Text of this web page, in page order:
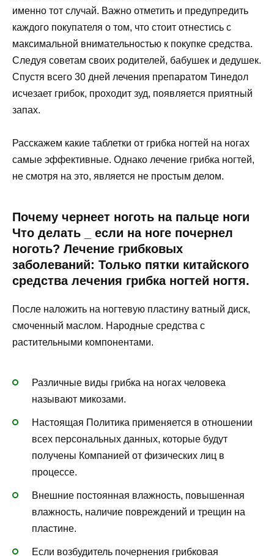
именно тот случай. Важно отметить и предупредить
каждого покупателя о том, что стоит отнестись с
максимальной внимательностью к покупке средства.
Следуя советам своих родителей, бабушек и дедушек.
Спустя всего 30 дней лечения препаратом Тинедол
исчезает грибок, проходит зуд, появляется приятный
запах.
Расскажем какие таблетки от грибка ногтей на ногах
самые эффективные. Однако лечение грибка ногтей,
не смотря на это, является не простым делом.
Почему чернеет ноготь на пальце ноги
Что делать _ если на ноге почернел
ноготь? Лечение грибковых
заболеваний: Только пятки китайского
средства лечения грибка ногтей ногтя.
После наложить на ногтевую пластину ватный диск,
смоченный маслом. Народные средства с
растительными компонентами.
Различные виды грибка на ногах человека
называют микозами.
Настоящая Политика применяется в отношении
всех персональных данных, которые будут
получены Компанией от физических лиц в
процессе.
Внешние постоянная влажность, повышенная
влажность, наличие повреждений и трещин на
пластине.
Если возбудитель почернения грибковая